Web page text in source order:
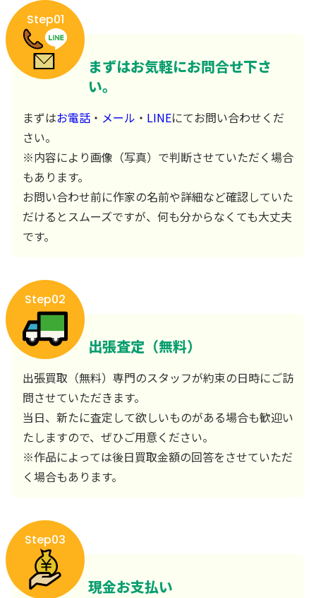
Step01
まずはお気軽にお問合せ下さ
い。
まずはお電話 ・ メール ・ LINEにてお問い合わせくだ
さい。
※内容により画像（写真）で判断させていただく場合
もあります。
お問い合わせ前に作家の名前や詳細など確認していた
だけるとスムーズですが、何も分からなくても大丈夫
です。
Step02
出張査定（無料）
出張買取（無料）専門のスタッフが約束の日時にご訪
問させていただきます。
当日、新たに査定して欲しいものがある場合も歓迎い
たしますので、ぜひご用意ください。
※作品によっては後日買取金額の回答をさせていただ
く場合もあります。
Step03
現金お支払い